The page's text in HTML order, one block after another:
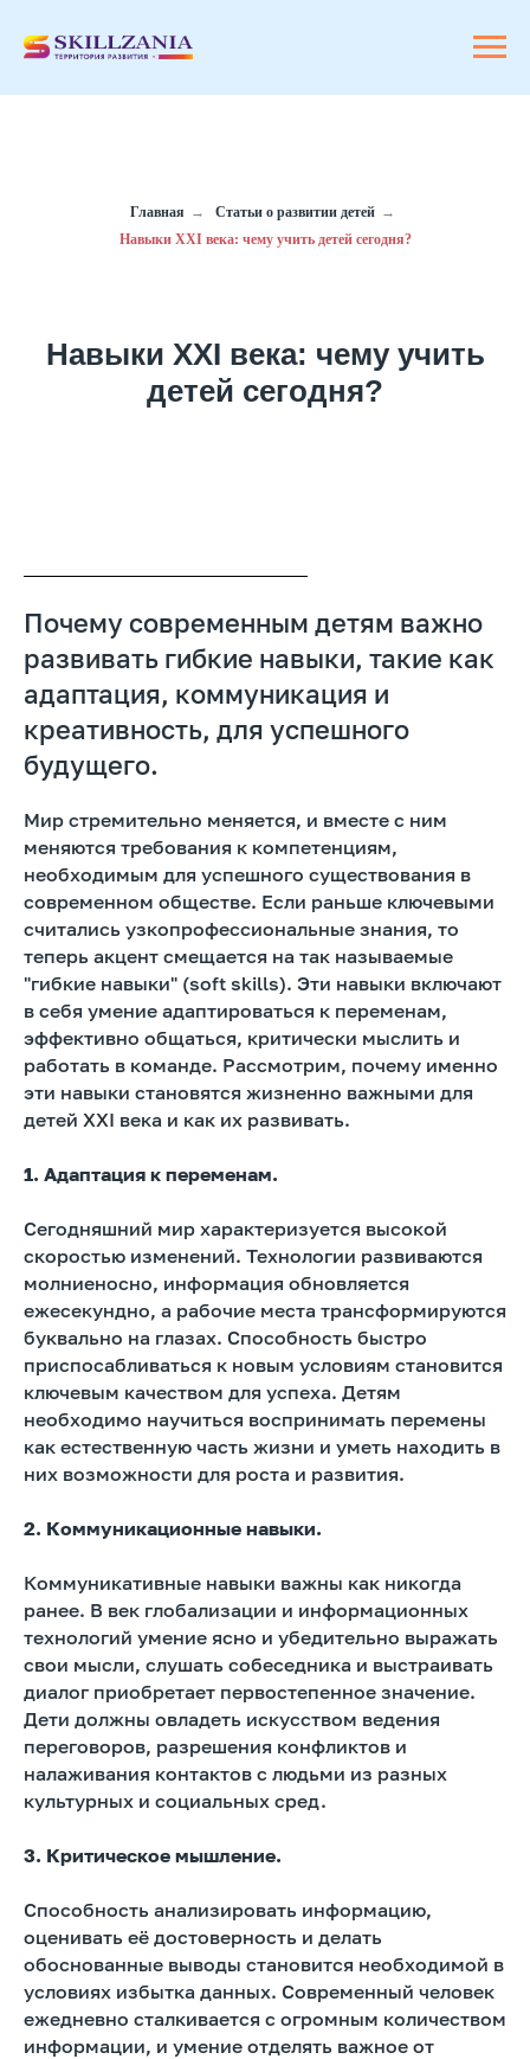
Главная → Статьи о развитии детей →
Навыки XXI века: чему учить детей сегодня?
Навыки XXI века: чему учить
детей сегодня?
Почему современным детям важно
развивать гибкие навыки, такие как
адаптация, коммуникация и
креативность, для успешного
будущего.
Мир стремительно меняется, и вместе с ним
меняются требования к компетенциям,
необходимым для успешного существования в
современном обществе. Если раньше ключевыми
считались узкопрофессиональные знания, то
теперь акцент смещается на так называемые
"гибкие навыки" (soft skills). Эти навыки включают
в себя умение адаптироваться к переменам,
эффективно общаться, критически мыслить и
работать в команде. Рассмотрим, почему именно
эти навыки становятся жизненно важными для
детей XXI века и как их развивать.
1. Адаптация к переменам.
Сегодняшний мир характеризуется высокой
скоростью изменений. Технологии развиваются
молниеносно, информация обновляется
ежесекундно, а рабочие места трансформируются
буквально на глазах. Способность быстро
приспосабливаться к новым условиям становится
ключевым качеством для успеха. Детям
необходимо научиться воспринимать перемены
как естественную часть жизни и уметь находить в
них возможности для роста и развития.
2. Коммуникационные навыки.
Коммуникативные навыки важны как никогда
ранее. В век глобализации и информационных
технологий умение ясно и убедительно выражать
свои мысли, слушать собеседника и выстраивать
диалог приобретает первостепенное значение.
Дети должны овладеть искусством ведения
переговоров, разрешения конфликтов и
налаживания контактов с людьми из разных
культурных и социальных сред.
3. Критическое мышление.
Способность анализировать информацию,
оценивать её достоверность и делать
обоснованные выводы становится необходимой в
условиях избытка данных. Современный человек
ежедневно сталкивается с огромным количеством
информации, и умение отделять важное от